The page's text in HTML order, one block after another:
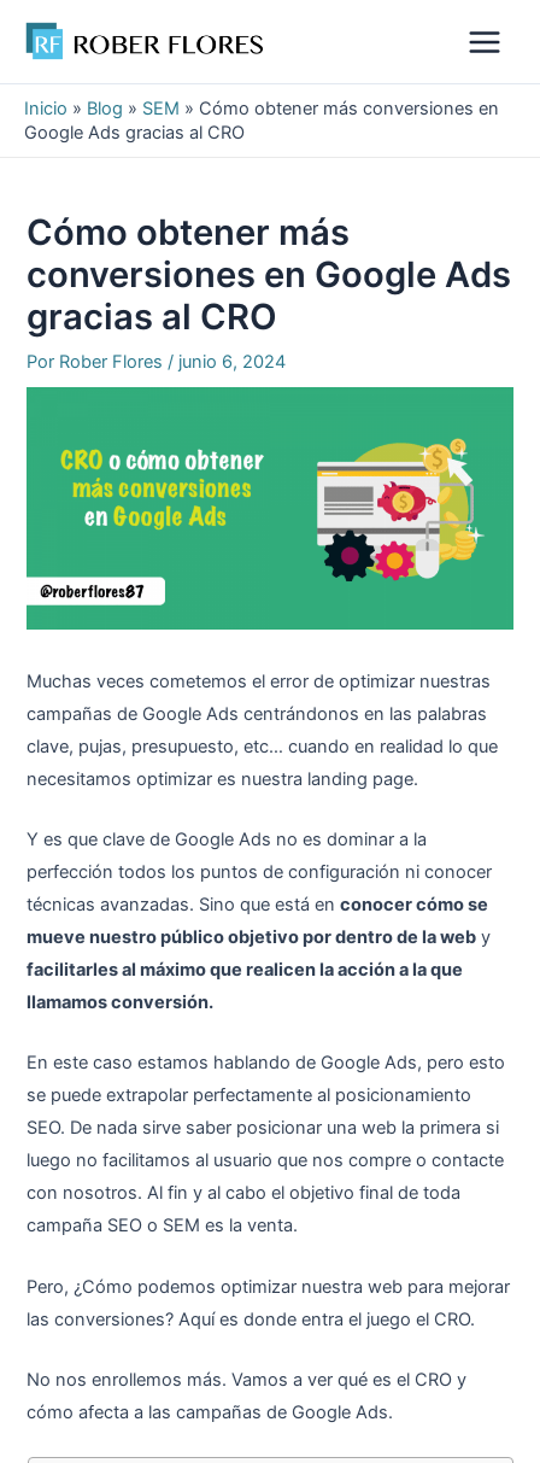
contenido
Main
Menu
Inicio » Blog » SEM » Cómo obtener más conversiones en
Google Ads gracias al CRO
Cómo obtener más
conversiones en Google Ads
gracias al CRO
Por Rober Flores/ junio 6, 2024
Muchas veces cometemos el error de optimizar nuestras
campañas de Google Ads centrándonos en las palabras
clave, pujas, presupuesto, etc… cuando en realidad lo que
necesitamos optimizar es nuestra landing page.
Y es que clave de Google Ads no es dominar a la
perfección todos los puntos de configuración ni conocer
técnicas avanzadas. Sino que está enconocer cómo se
mueve nuestro público objetivo por dentro de la web y
facilitarles al máximo que realicen la acción a la que
llamamos conversión.
En este caso estamos hablando de Google Ads, pero esto
se puede extrapolar perfectamente al posicionamiento
SEO. De nada sirve saber posicionar una web la primera si
luego no facilitamos al usuario que nos compre o contacte
con nosotros. Al fin y al cabo el objetivo final de toda
campaña SEO o SEM es la venta.
Pero, ¿Cómo podemos optimizar nuestra web para mejorar
las conversiones? Aquí es donde entra el juego el CRO.
No nos enrollemos más. Vamos a ver qué es el CRO y
cómo afecta a las campañas de Google Ads.